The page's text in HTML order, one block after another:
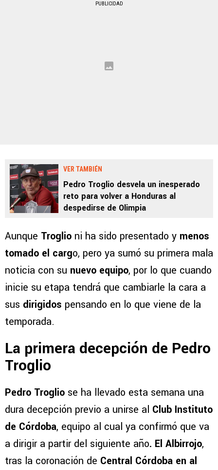
PUBLICIDAD
VER TAMBIÉN
Pedro Troglio desvela un inesperado
reto para volver a Honduras al
despedirse de Olimpia
Aunque Troglio ni ha sido presentado y menos
tomado el cargo, pero ya sumó su primera mala
noticia con su nuevo equipo, por lo que cuando
inicie su etapa tendrá que cambiarle la cara a
sus dirigidos pensando en lo que viene de la
temporada.
La primera decepción de Pedro
Troglio
Pedro Troglio se ha llevado esta semana una
dura decepción previo a unirse al Club Instituto
de Córdoba, equipo al cual ya confirmó que va
a dirigir a partir del siguiente año. El Albirrojo,
tras la coronación de Central Córdoba en al